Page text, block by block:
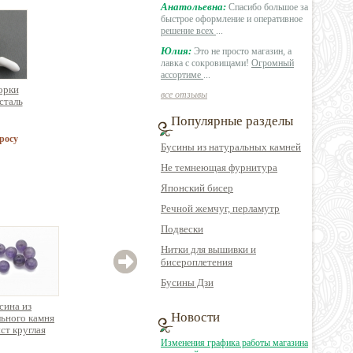
из
камня
круглая
натурального камня
лунный камень в
форме сердца
круглая
Анатольевна: Спасибо большое за
быстрое оформление и оперативное
решение всех ...
Юлия: Это не просто магазин, а
лавка с сокровищами! Огромный
ассортиме ...
все отзывы
Популярные разделы
Бусины из натуральных камней
Не темнеющая фурнитура
Японский бисер
Речной жемчуг, перламутр
Подвески
Нитки для вышивки и
бисероплетения
Бусины Дзи
Новости
Изменения графика работы магазина